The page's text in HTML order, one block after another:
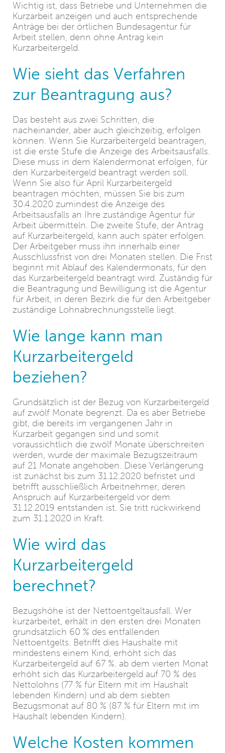
Wichtig ist, dass Betriebe und Unternehmen die
Kurzarbeit anzeigen und auch entsprechende
Anträge bei der örtlichen Bundesagentur für
Arbeit stellen, denn ohne Antrag kein
Kurzarbeitergeld.
Wie sieht das Verfahren
zur Beantragung aus?
Das besteht aus zwei Schritten, die
nacheinander, aber auch gleichzeitig, erfolgen
können. Wenn Sie Kurzarbeitergeld beantragen,
ist die erste Stufe die Anzeige des Arbeitsausfalls.
Diese muss in dem Kalendermonat erfolgen, für
den Kurzarbeitergeld beantragt werden soll.
Wenn Sie also für April Kurzarbeitergeld
beantragen möchten, müssen Sie bis zum
30.4.2020 zumindest die Anzeige des
Arbeitsausfalls an Ihre zuständige Agentur für
Arbeit übermitteln. Die zweite Stufe, der Antrag
auf Kurzarbeitergeld, kann auch später erfolgen.
Der Arbeitgeber muss ihn innerhalb einer
Ausschlussfrist von drei Monaten stellen. Die Frist
beginnt mit Ablauf des Kalendermonats, für den
das Kurzarbeitergeld beantragt wird. Zuständig für
die Beantragung und Bewilligung ist die Agentur
für Arbeit, in deren Bezirk die für den Arbeitgeber
zuständige Lohnabrechnungsstelle liegt.
Wie lange kann man
Kurzarbeitergeld
beziehen?
Grundsätzlich ist der Bezug von Kurzarbeitergeld
auf zwölf Monate begrenzt. Da es aber Betriebe
gibt, die bereits im vergangenen Jahr in
Kurzarbeit gegangen sind und somit
voraussichtlich die zwölf Monate überschreiten
werden, wurde der maximale Bezugszeitraum
auf 21 Monate angehoben. Diese Verlängerung
ist zunächst bis zum 31.12.2020 befristet und
betrifft ausschließlich Arbeitnehmer, deren
Anspruch auf Kurzarbeitergeld vor dem
31.12.2019 entstanden ist. Sie tritt rückwirkend
zum 31.1.2020 in Kraft.
Wie wird das
Kurzarbeitergeld
berechnet?
Bezugshöhe ist der Nettoentgeltausfall. Wer
kurzarbeitet, erhält in den ersten drei Monaten
grundsätzlich 60 % des entfallenden
Nettoentgelts. Betrifft dies Haushalte mit
mindestens einem Kind, erhöht sich das
Kurzarbeitergeld auf 67 %. ab dem vierten Monat
erhöht sich das Kurzarbeitergeld auf 70 % des
Nettolohns (77 % für Eltern mit im Haushalt
lebenden Kindern) und ab dem siebten
Bezugsmonat auf 80 % (87 % für Eltern mit im
Haushalt lebenden Kindern).
Welche Kosten kommen